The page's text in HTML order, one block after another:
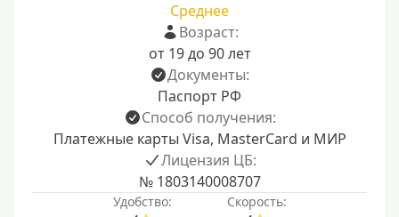
Среднее
Возраст:
от 19 до 90 лет
Документы:
Паспорт РФ
Способ получения:
Платежные карты Visa, MasterCard и МИР
Лицензия ЦБ:
№ 1803140008707
Удобство:
Скорость: